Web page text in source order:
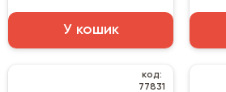
У кошик
код:
77831